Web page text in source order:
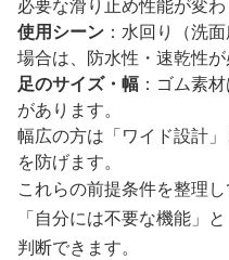
必要な滑り止め性能が変わ
使用シーン ：水回り（洗
場合は、防水性・速乾性が
足のサイズ・幅 ：ゴム素
があります。
幅広の方は「ワイド設計
を防げます。
これらの前提条件を整理
「自分には不要な機能」
判断できます。